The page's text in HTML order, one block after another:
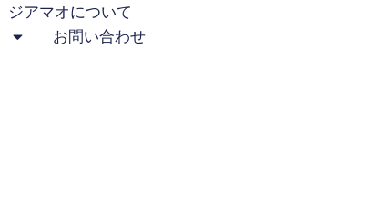
ジアマオについて
お問い合わせ